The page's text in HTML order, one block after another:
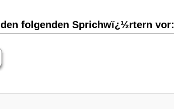
folgenden Sprichwï¿½rtern vor: